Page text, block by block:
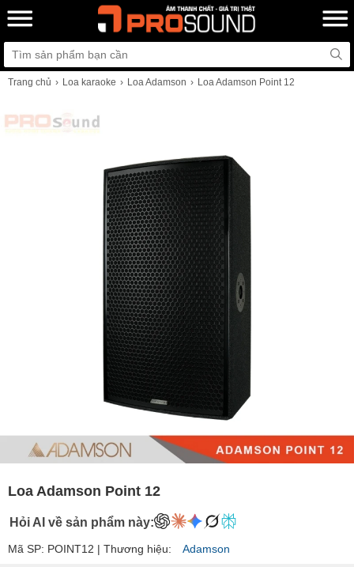
Trang chủ Loa karaoke Loa Adamson Loa Adamson Point 12
Loa Adamson Point 12
Hỏi AI về sản phẩm này:
Mã SP: POINT12 | Thương hiệu: Adamson